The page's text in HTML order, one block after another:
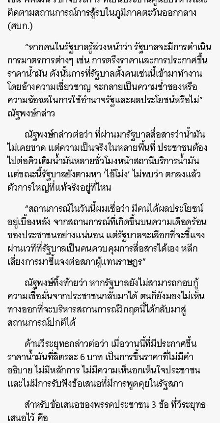
ติดตามสถานการณ์การสู้รบในภูมิภาคตะวันออกกลาง
(ศบก.)
“หากคนในรัฐบาลรู้ล่วงหน้าว่า รัฐบาลจะมีการดำเนิน
การมาตรการต่างๆ เช่น การตรึงราคาและการประกาศขึ้น
ราคาน้ำมัน ดังนั้นการที่รัฐบาลตั้งคนเช่นนี้เข้ามาทำงาน
โดยอ้างความเชี่ยวชาญ จะกลายเป็นความช่ำชองหรือ
ความฉ้อฉลในการใช้อำนาจรัฐและผลประโยชน์หรือไม่”
ณัฐพงษ์กล่าว
ณัฐพงษ์กล่าวต่อว่า ที่ผ่านมารัฐบาลสื่อสารว่าน้ำมัน
ไม่เคยขาด แต่ความเป็นจริงในหลายพื้นที่ ประชาชนต้อง
ไปต่อคิวเติมน้ำมันหลายชั่วโมงหน้าสถานีบริการน้ำมัน
แต่ขณะนี้รัฐบาลยังตามหา ‘ไอ้โม่ง’ ไม่พบว่า ตกลงแล้ว
ตัวการใหญ่ที่แท้จริงอยู่ที่ไหน
“สถานการณ์ในวันนี้ผมเชื่อว่า มีคนได้ผลประโยชน์
อยู่เบื้องหลัง จากสถานการณ์ที่เกิดขึ้นบนความเดือดร้อน
ของประชาชนอย่างแน่นอน แต่รัฐบาลจะเลือกที่จะชี้แจง
ผ่านเวทีที่รัฐบาลเป็นคนควบคุมการสื่อสารได้เอง หลีก
เลี่ยงการมาชี้แจงต่อสภาผู้แทนราษฎร”
ณัฐพงษ์ทิ้งท้ายว่า หากรัฐบาลยังไม่สามารถกอบกู้
ความเชื่อมั่นจากประชาชนกลับมาได้ ตนก็ยังมองไม่เห็น
ทางออกที่จะบริหารสถานการณ์วิกฤตนี้ได้กลับมาสู่
สถานการณ์ปกติได้
ด้านวีระยุทธกล่าวต่อว่า เมื่อวานนี้ที่มีประกาศขึ้น
ราคาน้ำมันที่ลิตรละ 6 บาท เป็นการขึ้นราคาที่ไม่มีคำ
อธิบาย ไม่มีหลักการ ไม่มีความเห็นอกเห็นใจประชาชน
และไม่มีการรับฟังข้อเสนอที่มีการพูดคุยในรัฐสภา
สำหรับข้อเสนอของพรรคประชาชน 3 ข้อ ที่วีระยุทธ
เสนอไว้ คือ